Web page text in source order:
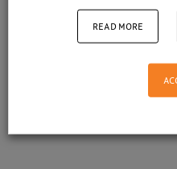
change your stadium
REGISTER NOW TO JOIN
READ MORE